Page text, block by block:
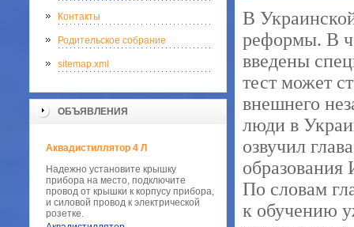
Контакты
Родительское собрание
sitemap.xml
ОБЪЯВЛЕНИЯ
Аквадистиллятор 4 Л
Надежно установите крышку
прибора на место, подключите
провод от крышки к корпусу прибора,
и силовой провод к электрической
розетке.
В
реформы. В
введены
тест может
внешнего
люди в
озвучил
По словам
к обучению